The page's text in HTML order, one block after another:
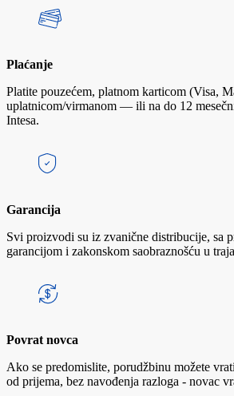
Plaćanje
Platite pouzećem, platnom karticom (Visa,
uplatnicom/virmanom — ili na do 12
Intesa.
Garancija
Svi proizvodi su iz zvanične distribucije, sa
garancijom i zakonskom saobraznošću u
Povrat novca
Ako se predomislite, porudžbinu možete
od prijema, bez navođenja razloga - novac